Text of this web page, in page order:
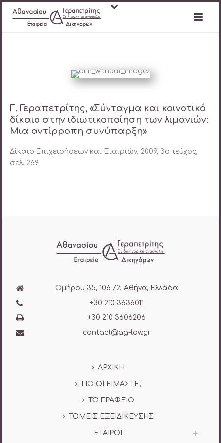
Γ. Γεραπετρίτης, «Σύνταγμα και κοινοτικό
δίκαιο στην ιδιωτικοποίηση των λιμανιών:
Μια αντίρροπη συνύπαρξη»
Δίκαιο Επιχειρήσεων και Εταιριών, 2009, 3ο τεύχος,
σελ. 269
Ομήρου 35, 106 72, Αθήνα, Ελλάδα
+30 210 3636011
+30 210 3606206
contact@ag-law.gr
ΑΡΧΙΚΗ
ΠΟΙΟΙ ΕΙΜΑΣΤΕ;
ΤΟ ΓΡΑΦΕΙΟ
ΤΟΜΕΙΣ ΕΞΕΙΔΙΚΕΥΣΗΣ
ΕΤΑΙΡΟΙ